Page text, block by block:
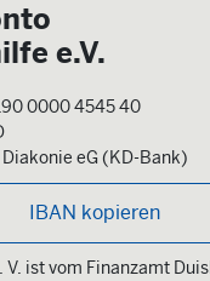
e.V.
0000 4545 40
eG (KD-Bank)
IBAN kopieren
ist vom Finanzamt